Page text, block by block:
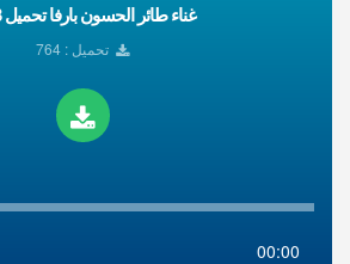
غناء طائر الحسون بارفا تحميل Mp3
تحميل : 764
00:00